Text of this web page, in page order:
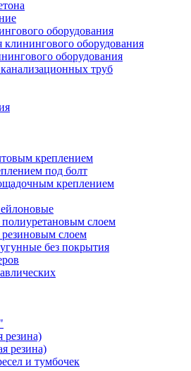
оборудования
клинингового оборудования
оборудования
труб
креплением
под болт
креплением
слоем
резиновым слоем
без покрытия
резина)
резина)
и тумбочек